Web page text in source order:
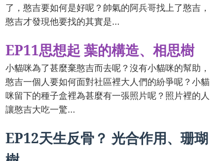
了，憨吉要如何是好呢？帥氣的阿兵哥找上了憨吉，
憨吉才發現他要找的其實是…
EP11思想起 葉的構造、相思樹
小貓咪為了甚麼棄憨吉而去呢？沒有小貓咪的幫助，
憨吉一個人要如何面對社區裡大人們的紛爭呢？小貓
咪留下的種子盒裡為甚麼有一張照片呢？照片裡的人
讓憨吉大吃一驚…
EP12天生反骨？ 光合作用、珊瑚